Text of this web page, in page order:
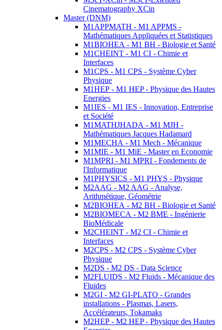
Cinematography XCin
Master (DNM)
M1APPMATH - M1 APPMS -
Mathématiques Appliquées et Statistiques
M1BIOHEA - M1 BH - Biologie et Santé
M1CHEINT - M1 CI - Chimie et
Interfaces
M1CPS - M1 CPS - Système Cyber
Physique
M1HEP - M1 HEP - Physique des Hautes
Energies
M1IES - M1 IES - Innovation, Entreprise
et Société
M1MATHJHADA - M1 MJH -
Mathématiques Jacques Hadamard
M1MECHA - M1 Mech - Mécanique
M1MIE - M1 MiE - Master en Economie
M1MPRI - M1 MPRI - Fondements de
l'Informatique
M1PHYSICS - M1 PHYS - Physique
M2AAG - M2 AAG - Analyse,
Arithmétique, Géométrie
M2BIOHEA - M2 BH - Biologie et Santé
M2BIOMECA - M2 BME - Ingénierie
BioMédicale
M2CHEINT - M2 CI - Chimie et
Interfaces
M2CPS - M2 CPS - Système Cyber
Physique
M2DS - M2 DS - Data Science
M2FLUIDS - M2 Fluids - Mécanique des
Fluides
M2GI - M2 GI-PLATO - Grandes
installations - Plasmas, Lasers,
Accélérateurs, Tokamaks
M2HEP - M2 HEP - Physique des Hautes